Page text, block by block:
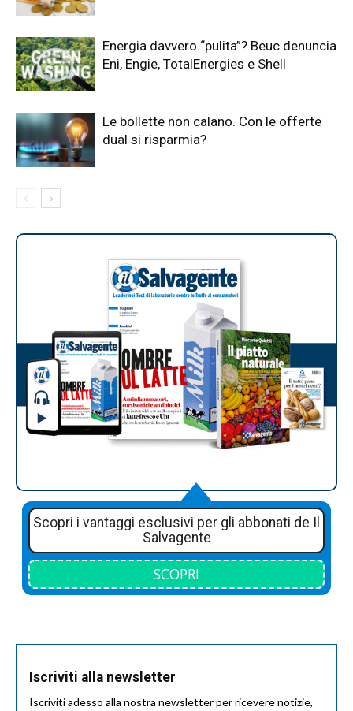
Energia davvero “pulita”? Beuc denuncia
Eni, Engie, TotalEnergies e Shell
Le bollette non calano. Con le offerte
dual si risparmia?
Scopri i vantaggi esclusivi per gli abbonati de Il
Salvagente
SCOPRI
Iscriviti alla newsletter
Iscriviti adesso alla nostra newsletter per ricevere notizie,